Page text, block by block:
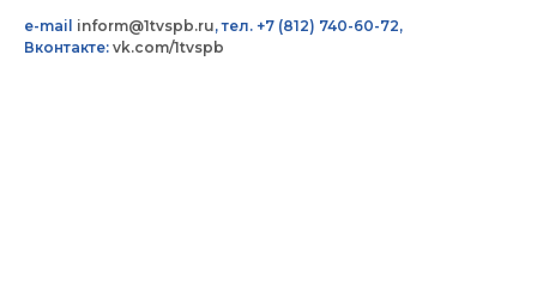
e-mail inform@1tvspb.ru, тел. +7 (812) 740-60-72,
Вконтакте: vk.com/1tvspb